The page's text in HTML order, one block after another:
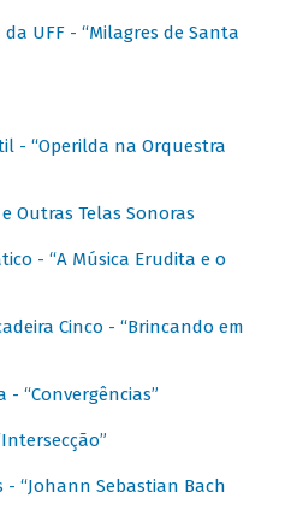
UFF - “Milagres de Santa
- “Operilda na Orquestra
Outras Telas Sonoras
- “A Música Erudita e o
Cinco - “Brincando em
“Convergências”
- “Johann Sebastian Bach